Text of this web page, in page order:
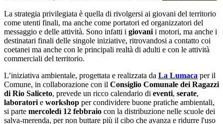
La strategia privilegiata è quella di rivolgersi ai giovani del territorio
come utenti finali, ma anche come portatori ed organizzatori del
messaggio e delle attività. Sono infatti i giovani i motori, ma anche i
destinatari finali delle singole iniziative, ritrovandosi a contatto coi
coetanei ma anche con le principali realtà di adulti e con le attività
commerciali del territorio.
L’iniziativa ambientale, progettata e realizzata da La Lumaca per il
Comune, in collaborazione con il Consiglio Comunale dei Ragazzi
di Rio Saliceto, prevede un ricco calendario di eventi, serate,
laboratori e workshop per condividere buone pratiche ambientali,
si parte mercoledì 12 febbraio con la distribuzione nelle scuole dei
salva-merenda, per non buttare più il cibo che avanza e ridurre l'uso